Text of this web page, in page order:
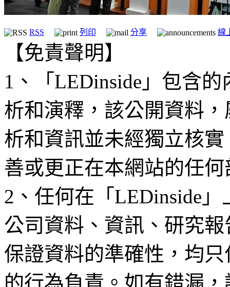
RSS 列印 分享 線
【免責聲明】
1、「LEDinside」包含
析和演釋，該公開資料
析和資訊並未經獨立核
善或更正在本網站的任
2、任何在「LEDinside
公司資料、資訊、研究
保證資料的準確性，均
的行為負責。如有錯漏